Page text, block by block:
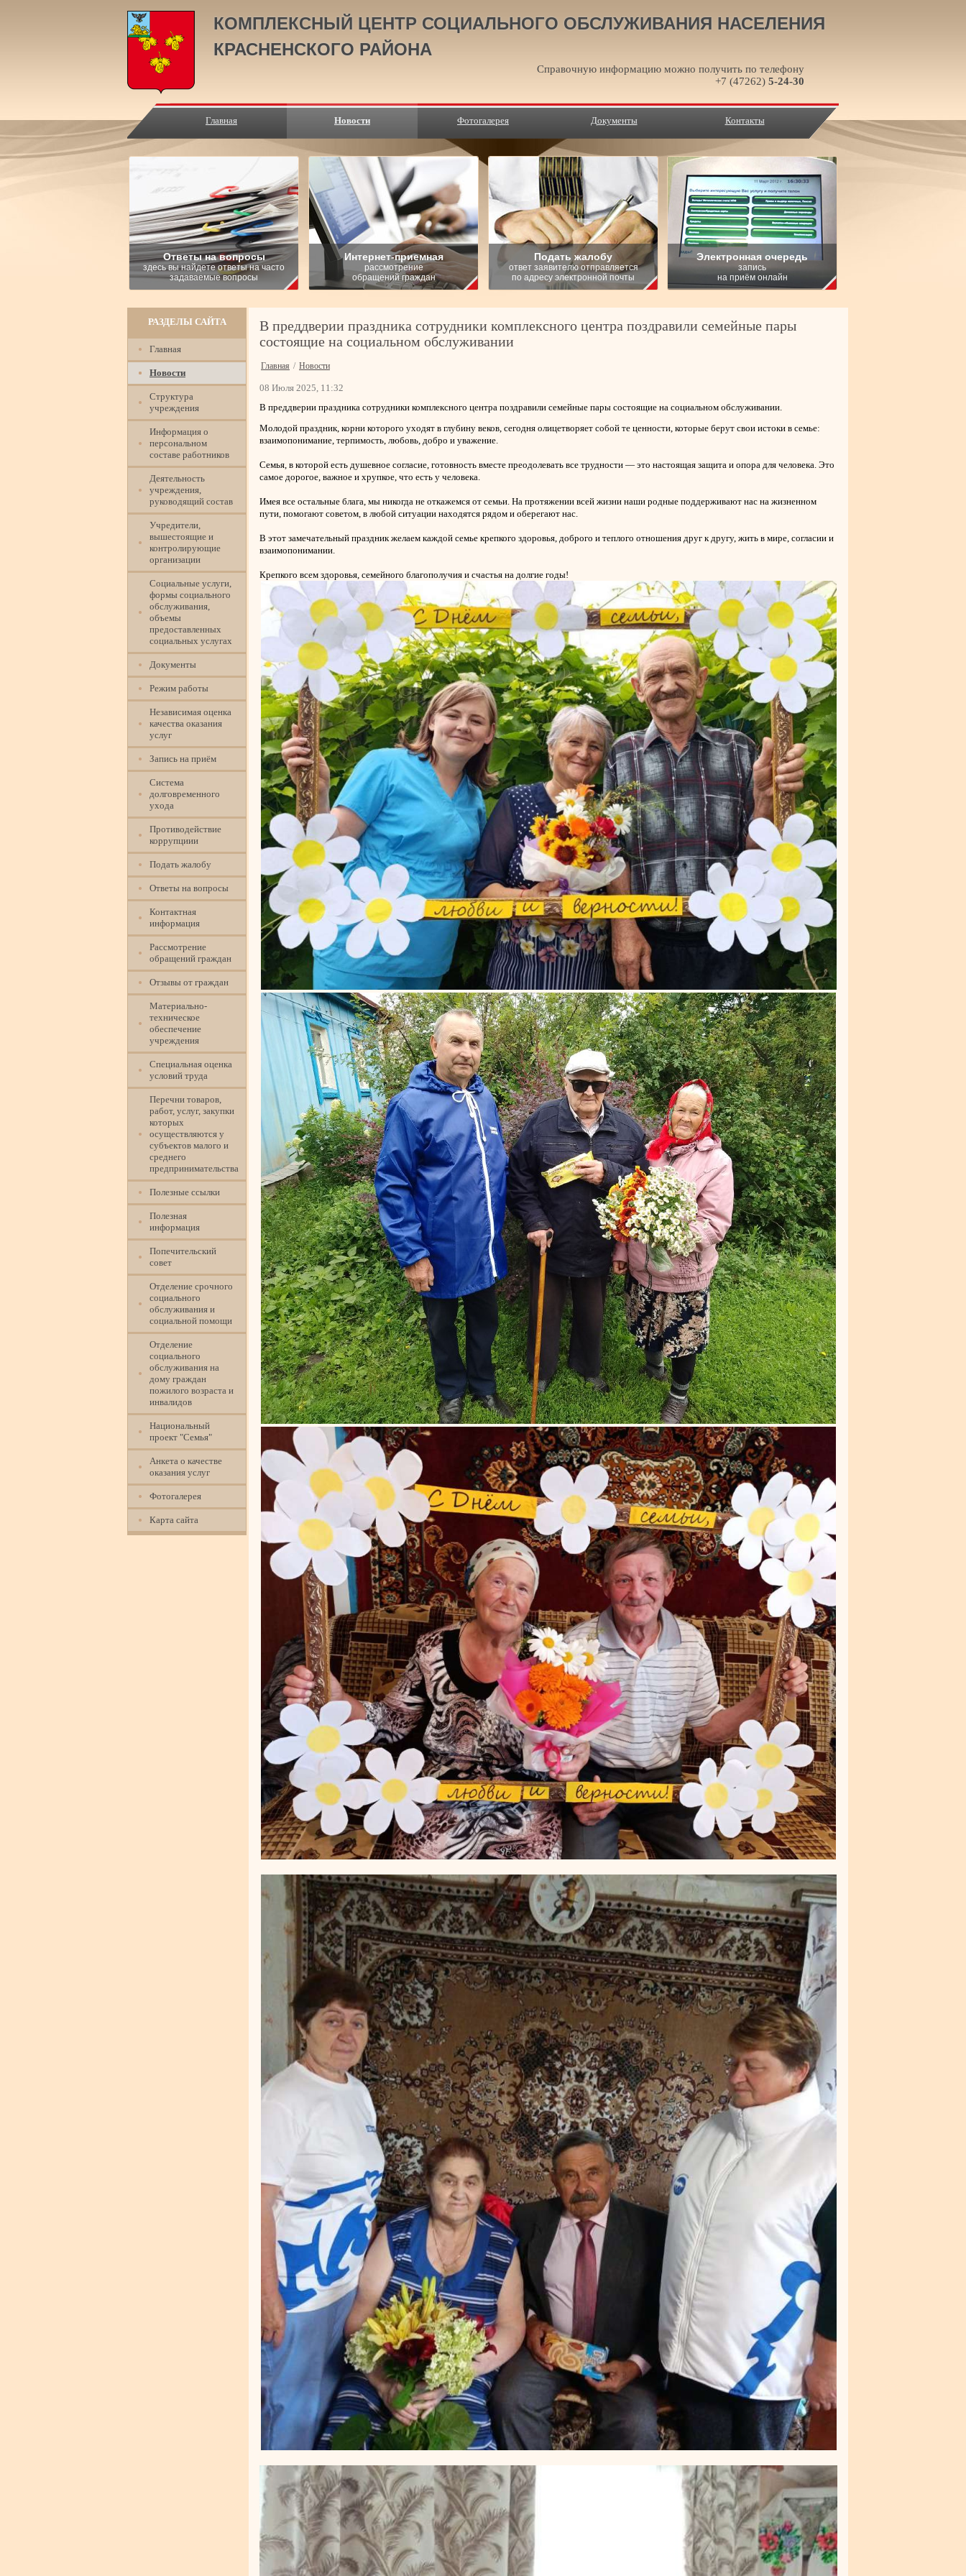
КОМПЛЕКСНЫЙ ЦЕНТР СОЦИАЛЬНОГО ОБСЛУЖИВАНИЯ НАСЕЛЕНИЯ
КРАСНЕНСКОГО РАЙОНА
Справочную информацию можно получить по телефону
+7 (47262) 5-24-30
Главная Новости Фотогалерея Документы Контакты
Ответы на вопросы
здесь вы найдете ответы на часто
задаваемые вопросы
Интернет-приемная
рассмотрение
обращений граждан
Подать жалобу
ответ заявителю отправляется
по адресу электронной почты
Электронная очередь
запись
на приём онлайн
РАЗДЕЛЫ САЙТА
Главная
Новости
Структура
учреждения
Информация о
персональном
составе работников
Деятельность
учреждения,
руководящий состав
Учредители,
вышестоящие и
контролирующие
организации
Социальные услуги,
формы социального
обслуживания,
объемы
предоставленных
социальных услугах
Документы
Режим работы
Независимая оценка
качества оказания
услуг
Запись на приём
Система
долговременного
ухода
Противодействие
коррупциии
Подать жалобу
Ответы на вопросы
Контактная
информация
Рассмотрение
обращений граждан
Отзывы от граждан
Материально-
техническое
обеспечение
учреждения
Специальная оценка
условий труда
Перечни товаров,
работ, услуг, закупки
которых
осуществляются у
субъектов малого и
среднего
предпринимательства
Полезные ссылки
Полезная
информация
Попечительский
совет
Отделение срочного
социального
обслуживания и
социальной помощи
Отделение
социального
обслуживания на
дому граждан
пожилого возраста и
инвалидов
Национальный
проект "Семья"
Анкета о качестве
оказания услуг
Фотогалерея
Карта сайта
В преддверии праздника сотрудники комплексного центра поздравили семейные пары
состоящие на социальном обслуживании
Главная / Новости
08 Июля 2025, 11:32
В преддверии праздника сотрудники комплексного центра поздравили семейные пары состоящие на социальном обслуживании.
Молодой праздник, корни которого уходят в глубину веков, сегодня олицетворяет собой те ценности, которые берут свои истоки в семье:
взаимопонимание, терпимость, любовь, добро и уважение.
Семья, в которой есть душевное согласие, готовность вместе преодолевать все трудности — это настоящая защита и опора для человека. Это
самое дорогое, важное и хрупкое, что есть у человека.
Имея все остальные блага, мы никогда не откажемся от семьи. На протяжении всей жизни наши родные поддерживают нас на жизненном
пути, помогают советом, в любой ситуации находятся рядом и оберегают нас.
В этот замечательный праздник желаем каждой семье крепкого здоровья, доброго и теплого отношения друг к другу, жить в мире, согласии и
взаимопонимании.
Крепкого всем здоровья, семейного благополучия и счастья на долгие годы!